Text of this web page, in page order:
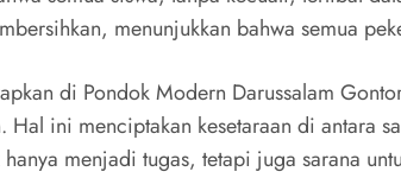
menunjukkan bahwa semua
di Pondok Modern Darussalam
Hal ini menciptakan kesetaraan di antara
menjadi tugas, tetapi juga sarana